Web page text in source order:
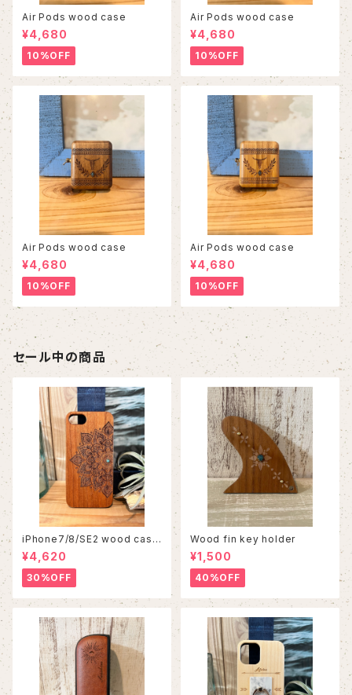
Air Pods wood case
¥4,680
10%OFF
Air Pods wood case
¥4,680
10%OFF
Air Pods wood case
¥4,680
10%OFF
Air Pods wood case
¥4,680
10%OFF
セール中の商品
iPhone7/8/SE2 wood case
86
¥4,620
30%OFF
Wood fin key holder
¥1,500
40%OFF